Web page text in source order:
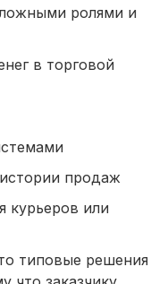
ролями и
в торговой
продаж
курьеров или
типовые решения